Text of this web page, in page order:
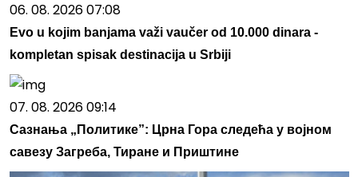
06. 08. 2026 07:08
Evo u kojim banjama važi vaučer od 10.000 dinara -
kompletan spisak destinacija u Srbiji
07. 08. 2026 09:14
Сазнања „Политике”: Црна Гора следећа у војном
савезу Загреба, Тиране и Приштине